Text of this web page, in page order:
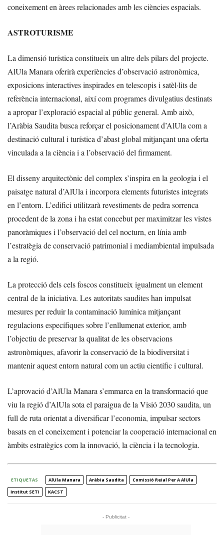
coneixement en àrees relacionades amb les ciències espacials.
ASTROTURISME
La dimensió turística constitueix un altre dels pilars del projecte.
AlUla Manara oferirà experiències d’observació astronòmica,
exposicions interactives inspirades en telescopis i satèl·lits de
referència internacional, així com programes divulgatius destinats
a apropar l’exploració espacial al públic general. Amb això,
l’Aràbia Saudita busca reforçar el posicionament d’AlUla com a
destinació cultural i turística d’abast global mitjançant una oferta
vinculada a la ciència i a l’observació del firmament.
El disseny arquitectònic del complex s’inspira en la geologia i el
paisatge natural d’AlUla i incorpora elements futuristes integrats
en l’entorn. L’edifici utilitzarà revestiments de pedra sorrenca
procedent de la zona i ha estat concebut per maximitzar les vistes
panoràmiques i l’observació del cel nocturn, en línia amb
l’estratègia de conservació patrimonial i mediambiental impulsada
a la regió.
La protecció dels cels foscos constitueix igualment un element
central de la iniciativa. Les autoritats saudites han impulsat
mesures per reduir la contaminació lumínica mitjançant
regulacions específiques sobre l’enllumenat exterior, amb
l’objectiu de preservar la qualitat de les observacions
astronòmiques, afavorir la conservació de la biodiversitat i
mantenir aquest entorn natural com un actiu científic i cultural.
L’aprovació d’AlUla Manara s’emmarca en la transformació que
viu la regió d’AlUla sota el paraigua de la Visió 2030 saudita, un
full de ruta orientat a diversificar l’economia, impulsar sectors
basats en el coneixement i potenciar la cooperació internacional en
àmbits estratègics com la innovació, la ciència i la tecnologia.
ETIQUETAS AlUla Manara Aràbia Saudita
Comissió Reial Per A AlUla
Institut SETI
KACST
- Publicitat -